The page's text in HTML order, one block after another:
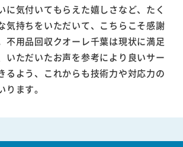
に気付いてもらえた嬉しさなど、たく
気持ちをいただいて、こちらこそ感謝
不用品回収クオーレ千葉は現状に満足
いただいたお声を参考により良いサー
るよう、これからも技術力や対応力の
ます。